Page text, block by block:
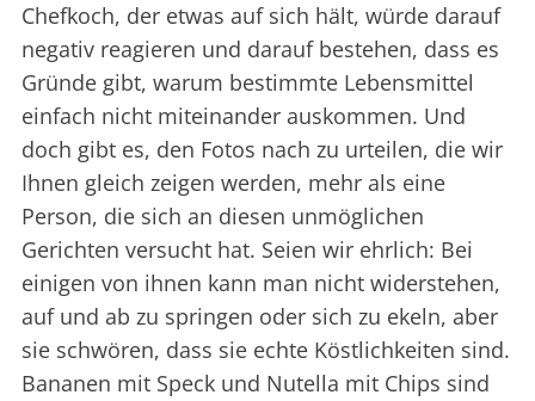
Chefkoch, der etwas auf sich hält, würde darauf
negativ reagieren und darauf bestehen, dass es
Gründe gibt, warum bestimmte Lebensmittel
einfach nicht miteinander auskommen. Und
doch gibt es, den Fotos nach zu urteilen, die wir
Ihnen gleich zeigen werden, mehr als eine
Person, die sich an diesen unmöglichen
Gerichten versucht hat. Seien wir ehrlich: Bei
einigen von ihnen kann man nicht widerstehen,
auf und ab zu springen oder sich zu ekeln, aber
sie schwören, dass sie echte Köstlichkeiten sind.
Bananen mit Speck und Nutella mit Chips sind